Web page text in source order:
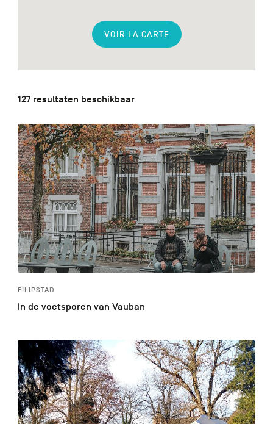
secondaire
127 resultaten beschikbaar
FILIPSTAD
In de voetsporen van Vauban
VOIR LA CARTE